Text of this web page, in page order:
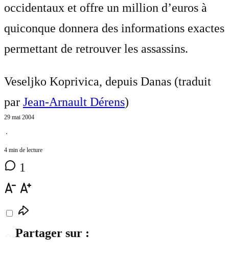
occidentaux et offre un million d’euros à
quiconque donnera des informations exactes
permettant de retrouver les assassins.
Veseljko Koprivica, depuis Danas (traduit
par Jean-Arnault Dérens)
29 mai 2004
⋅
4 min de lecture
1
Partager sur :